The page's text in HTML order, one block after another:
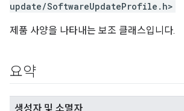
update/SoftwareUpdateProfile.h>
제품 사양을 나타내는 보조 클래스입니다.
요약
생성자 및 소멸자